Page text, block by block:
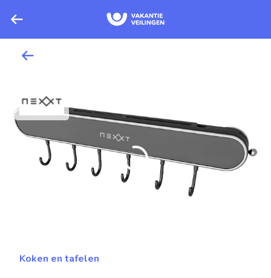
Koken en tafelen